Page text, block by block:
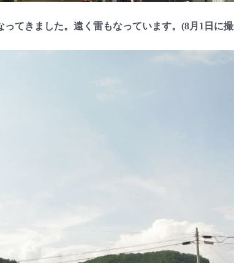
てきました。遠く雷もなっています。(8月1日に